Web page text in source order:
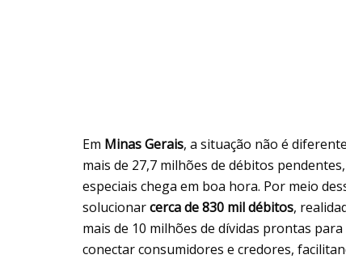
Em Minas Gerais, a situação não é
mais de 27,7 milhões de débitos
especiais chega em boa hora. Por meio
solucionarcerca de 830 mil débitos,
mais de 10 milhões de dívidas prontas para
conectar consumidores e credores,